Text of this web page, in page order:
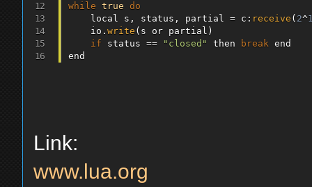
while true do
	local s
, status , partial = c : receive ( 2^
	io
. write ( s or partial )
if status == "closed" then break end
Link:
www.lua.org